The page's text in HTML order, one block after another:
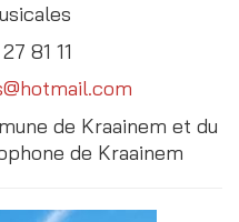
81 11
de Kraainem et du
de Kraainem